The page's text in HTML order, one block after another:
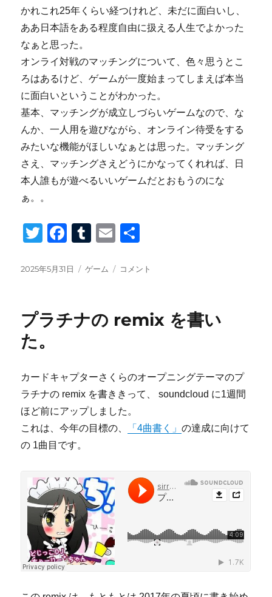
かれこれ25年くらい経つけれど、未だに面白いし、
ああ日本語をある程度自由に扱える人生でよかった
なぁと思った。
オンライ対戦のマッチングについて、色々思うとこ
ろはあるけど、ゲームが一度始まってしまえば本当
に面白いということがわかった。
基本、マッチングが成立しづらいゲームなので、な
んか、一人用を遊びながら、オンライン待受をする
みたいな機能がほしいなぁとは思った。マッチング
さえ、マッチングさえどうにかなってくれれば、日
本人誰もが遊べるいいゲームだとおもうのにな
ぁ。。
T
tt
F
c
b
o
k
T
m
r
E
ail
投
2025年5月31日
カ
ー
ゲーム
も
た
ま
で
経
て
白
コメント
プラチナの remix を書い
た。
カードキャプターさくらのオープニングテーマのプ
ラチナの remix を書ききって、 soundcloud に1週間
ほど前にアップしました。
これは、今年の目標の、
「4曲書く」の達成に向けて
の 1曲目です。